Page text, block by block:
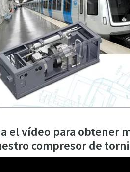
el vídeo para obtener
compresor de